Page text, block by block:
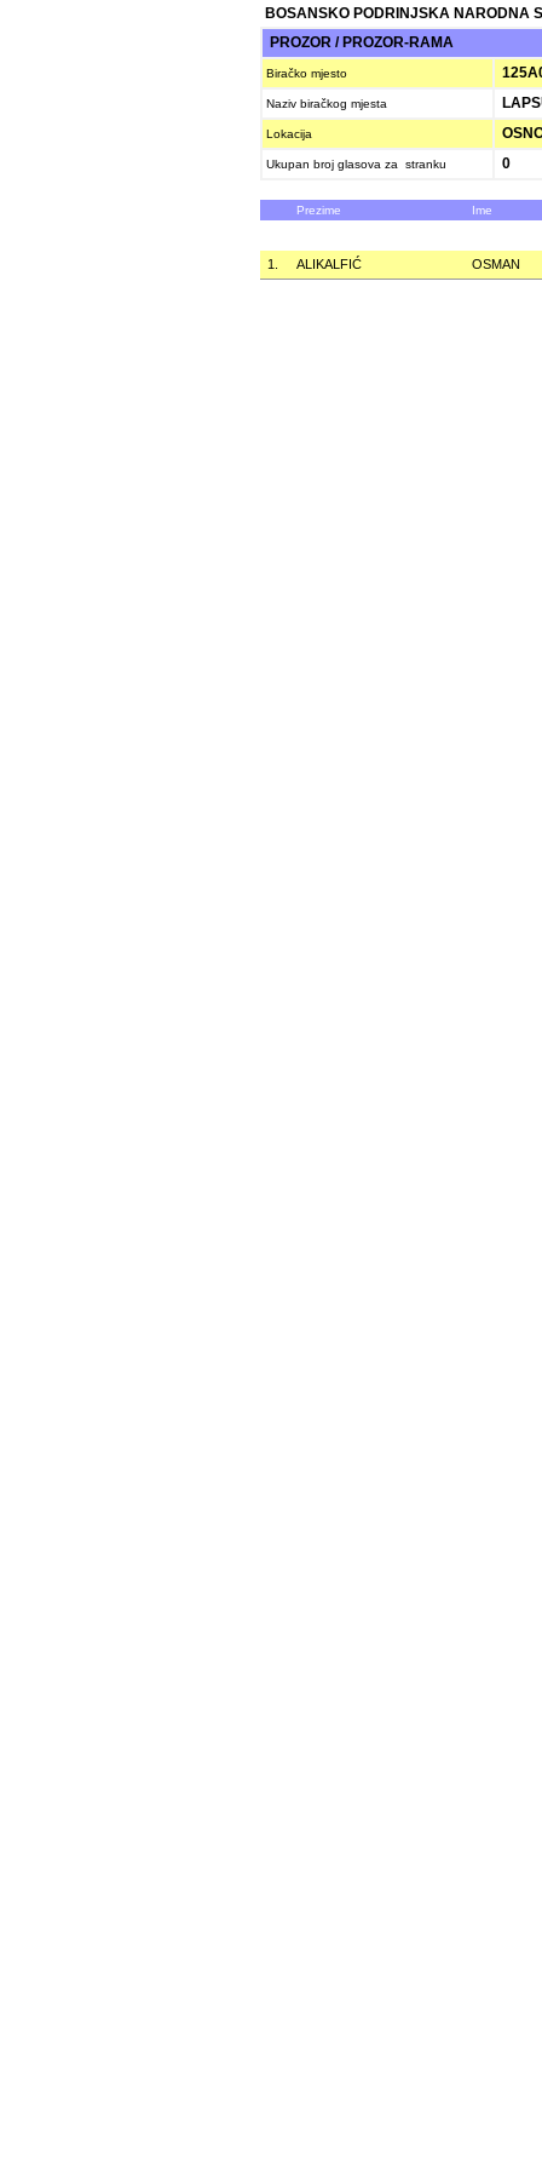
BOSANSKO PODRINJSKA NARODNA
PROZOR / PROZOR-RAMA
Biračko mjesto
Naziv biračkog mjesta
Lokacija
Ukupan broj glasova za stranku 0
Prezime Ime
1. ALIKALFIĆ OSMAN